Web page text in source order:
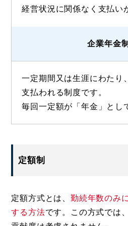
経営状況に関係なく支払い
企業年金
一定期間又は生涯にわたり
支払われる制度です。
毎回一定額が「年金」とし
定額制
定額方式とは、 勤続年数のみ
する方法です。この方式では